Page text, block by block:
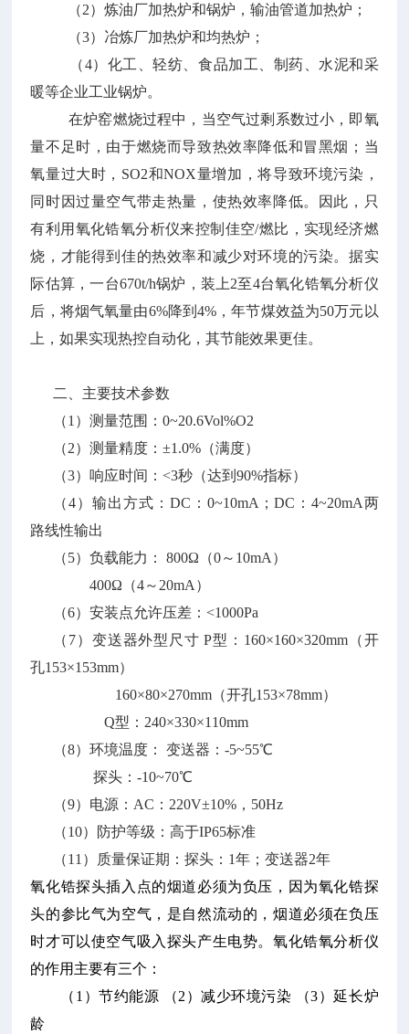
（2）炼油厂加热炉和锅炉，输油管道加热炉；
（3）冶炼厂加热炉和均热炉；
（4）化工、轻纺、食品加工、制药、水泥和采
暖等企业工业锅炉。
在炉窑燃烧过程中，当空气过剩系数过小，即氧
量不足时，由于燃烧而导致热效率降低和冒黑烟；当
氧量过大时，SO2和NOX量增加，将导致环境污染，
同时因过量空气带走热量，使热效率降低。因此，只
有利用氧化锆氧分析仪来控制佳空/燃比，实现经济燃
烧，才能得到佳的热效率和减少对环境的污染。据实
际估算，一台670t/h锅炉，装上2至4台氧化锆氧分析仪
后，将烟气氧量由6%降到4%，年节煤效益为50万元以
上，如果实现热控自动化，其节能效果更佳。
二、主要技术参数
（1）测量范围：0~20.6Vol%O2
（2）测量精度：±1.0%（满度）
（3）响应时间：<3秒（达到90%指标）
（4）输出方式：DC：0~10mA；DC：4~20mA两
路线性输出
（5）负载能力： 800Ω（0～10mA）
400Ω（4～20mA）
（6）安装点允许压差：<1000Pa
（7）变送器外型尺寸 P型：160×160×320mm（开
孔153×153mm）
160×80×270mm（开孔153×78mm）
Q型：240×330×110mm
（8）环境温度： 变送器：-5~55℃
探头：-10~70℃
（9）电源：AC：220V±10%，50Hz
（10）防护等级：高于IP65标准
（11）质量保证期：探头：1年；变送器2年
氧化锆探头插入点的烟道必须为负压，因为氧化锆探
头的参比气为空气，是自然流动的，烟道必须在负压
时才可以使空气吸入探头产生电势。氧化锆氧分析仪
的作用主要有三个：
（1）节约能源 （2）减少环境污染 （3）延长炉
龄